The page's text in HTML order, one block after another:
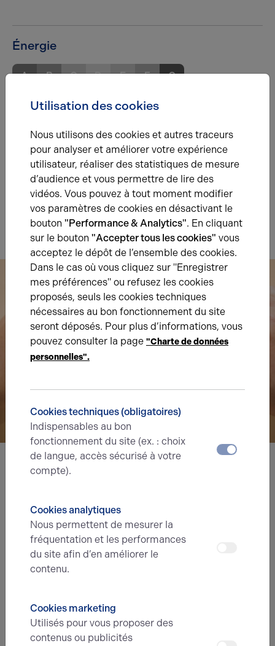
Énergie
A B C D E F G
Diagnostic de performance énergétique
Diagnostic DPE en cours
B C D E F G
Indice d'émission de gaz à effet de serre
Diagnostic GES en cours
Nous avons hâte de vous lire,
Nom*
Utilisation des cookies
Nous utilisons des cookies et autres traceurs
pour analyser et améliorer votre expérience
utilisateur, réaliser des statistiques de mesure
d’audience et vous permettre de lire des
vidéos. Vous pouvez à tout moment modifier
vos paramètres de cookies en désactivant le
bouton "Performance & Analytics". En cliquant
sur le bouton "Accepter tous les cookies" vous
acceptez le dépôt de l’ensemble des cookies.
Dans le cas où vous cliquez sur "Enregistrer
mes préférences" ou refusez les cookies
proposés, seuls les cookies techniques
nécessaires au bon fonctionnement du site
seront déposés. Pour plus d’informations, vous
pouvez consulter la page "Charte de données
personnelles".
Cookies techniques (obligatoires)
Indispensables au bon
fonctionnement du site (ex. : choix
de langue, accès sécurisé à votre
compte).
Cookies analytiques
Nous permettent de mesurer la
fréquentation et les performances
du site afin d’en améliorer le
contenu.
Cookies marketing
Utilisés pour vous proposer des
contenus ou publicités